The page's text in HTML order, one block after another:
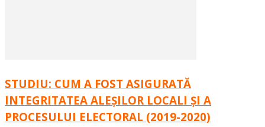
STUDIU: CUM A FOST ASIGURATĂ
INTEGRITATEA ALEȘILOR LOCALI ȘI A
PROCESULUI ELECTORAL (2019-2020)